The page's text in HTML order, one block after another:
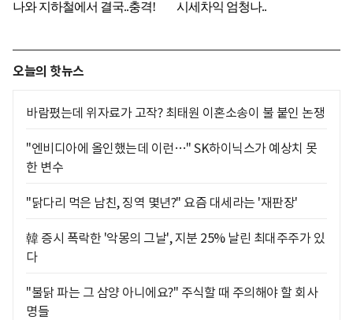
오늘의 핫뉴스
바람폈는데 위자료가 고작? 최태원 이혼소송이 불 붙인 논쟁
"엔비디아에 올인했는데 이런…" SK하이닉스가 예상치 못
한 변수
"닭다리 먹은 남친, 징역 몇년?" 요즘 대세라는 '재판장'
韓 증시 폭락한 '악몽의 그날', 지분 25% 날린 최대주주가 있
다
"불닭 파는 그 삼양 아니에요?" 주식할 때 주의해야 할 회사
명들